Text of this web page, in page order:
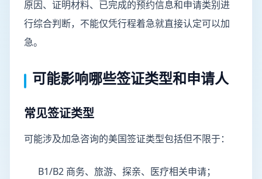
原因、证明材料、已完成的预约信息和申请类别进
行综合判断，不能仅凭行程着急就直接认定可以加
急。
可能影响哪些签证类型和申请人
常见签证类型
可能涉及加急咨询的美国签证类型包括但不限于：
B1/B2 商务、旅游、探亲、医疗相关申请；